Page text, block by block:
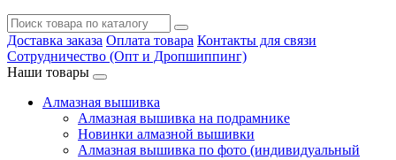
Доставка заказа Оплата товара Контакты для связи
Сотрудничество (Опт и Дропшиппинг)
Наши товары
Алмазная вышивка
Алмазная вышивка на подрамнике
Новинки алмазной вышивки
Алмазная вышивка по фото (индивидуальный